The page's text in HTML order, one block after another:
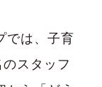
では、子育
スタッフ